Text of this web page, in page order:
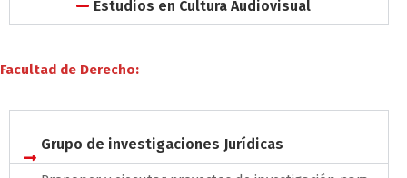
Estudios en Cultura Audiovisual
Facultad de Derecho:
Grupo de investigaciones Jurídicas